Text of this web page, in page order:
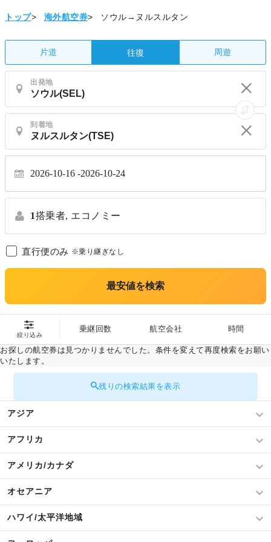
トップ> 海外航空券> ソウル→ヌルスルタン
片道 往復 周遊
出発地
到着地
2026-10-16 2026-10-24
1搭乗者, エコノミー
直行便のみ ※乗り継ぎなし
最安値を検索
絞り込み
乗継回数 航空会社 時間
お探しの航空券は見つかりませんでした。条件を変えて再度検索をお願い
いたします。
残りの検索結果を表示
アジア
アフリカ
アメリカ/カナダ
オセアニア
ハワイ/太平洋地域